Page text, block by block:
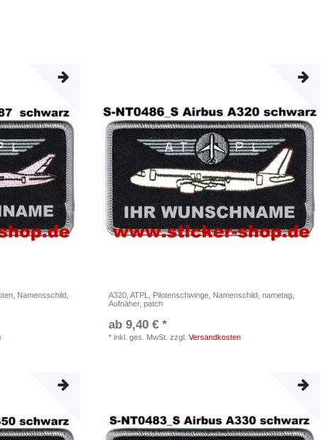
Namensschild,
A320, ATPL, Pilotenschwinge, Namenschild, nametag,
Aufnäher, patch
ab 9,40 € *
*inkl. ges. MwSt. zzgl.Versandkosten